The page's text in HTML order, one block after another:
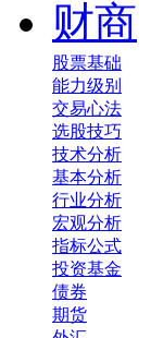
财商
股票基础
能力级别
交易心法
选股技巧
技术分析
基本分析
行业分析
宏观分析
指标公式
投资基金
债券
期货